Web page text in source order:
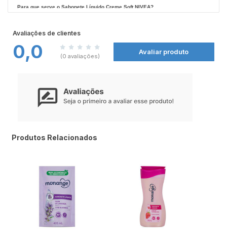
Para que serve o Sabonete Líquido Creme Soft NIVEA?
Sensação de pele renovada a cada banho. Composto com óleo natural, sua
Benefícios e diferenciais:
- Com ingredientes naturais
- Fórmula em equilíbrio com o pH da pele
- Rende mais de 60 banhos
Massageie suavemente na pele molhada até formar uma espuma. Enxágue com
água em abundância.
Avaliações de clientes
0,0 (0 avaliações)
Avaliar produto
Produtos Relacionados